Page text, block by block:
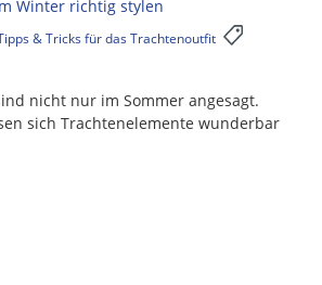
Winter richtig stylen
& Tricks für das Trachtenoutfit
nicht nur im Sommer angesagt.
sich Trachtenelemente wunderbar